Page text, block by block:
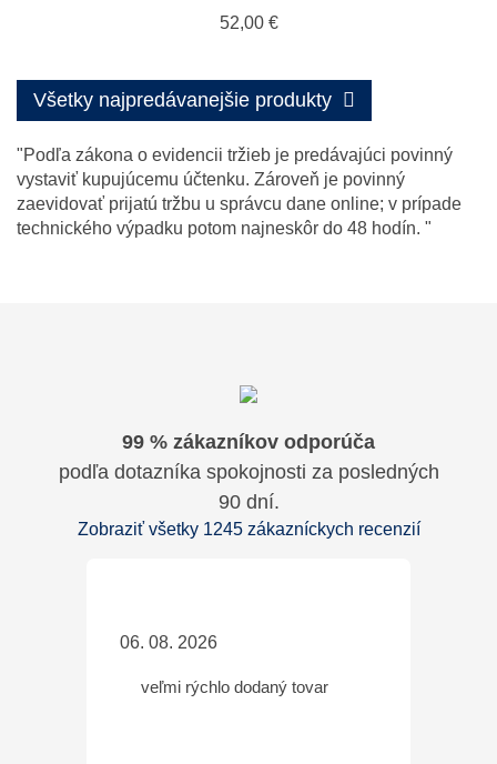
52,00 €
Všetky najpredávanejšie produkty
"Podľa zákona o evidencii tržieb je predávajúci povinný
vystaviť kupujúcemu účtenku. Zároveň je povinný
zaevidovať prijatú tržbu u správcu dane online; v prípade
technického výpadku potom najneskôr do 48 hodín. "
99 % zákazníkov odporúča
podľa dotazníka spokojnosti za posledných
90 dní.
Zobraziť všetky 1245 zákazníckych recenzií
06. 08. 2026
veľmi rýchlo dodaný tovar